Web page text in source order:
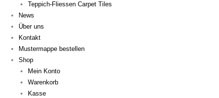
Teppich-Fliessen Carpet Tiles
News
Über uns
Kontakt
Mustermappe bestellen
Shop
Mein Konto
Warenkorb
Kasse